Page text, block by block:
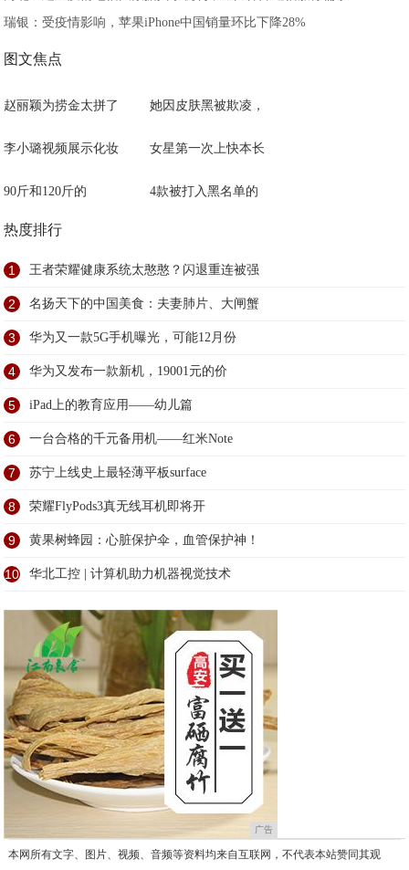
瑞银：受疫情影响，苹果iPhone中国销量环比下降28%
图文焦点
赵丽颖为捞金太拼了 她因皮肤黑被欺凌，
李小璐视频展示化妆 女星第一次上快本长
90斤和120斤的 4款被打入黑名单的
热度排行
1 王者荣耀健康系统太憨憨？闪退重连被强
2 名扬天下的中国美食：夫妻肺片、大闸蟹
3 华为又一款5G手机曝光，可能12月份
4 华为又发布一款新机，19001元的价
5 iPad上的教育应用——幼儿篇
6 一台合格的千元备用机——红米Note
7 苏宁上线史上最轻薄平板surface
8 荣耀FlyPods3真无线耳机即将开
9 黄果树蜂园：心脏保护伞，血管保护神！
10 华北工控 | 计算机助力机器视觉技术
广告
本网所有文字、图片、视频、音频等资料均来自互联网，不代表本站赞同其观